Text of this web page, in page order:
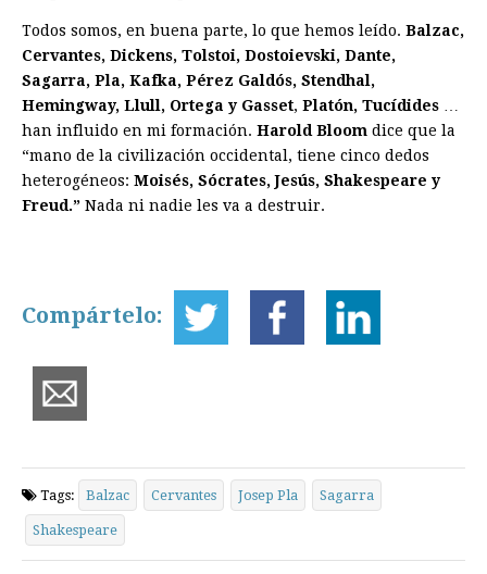
Todos somos, en buena parte, lo que hemos leído. Balzac,
Cervantes, Dickens, Tolstoi, Dostoievski, Dante,
Sagarra, Pla, Kafka, Pérez Galdós, Stendhal,
Hemingway, Llull, Ortega y Gasset, Platón, Tucídides
han influido en mi formación. Harold Bloom dice que la
“mano de la civilización occidental, tiene cinco dedos
heterogéneos: Moisés, Sócrates, Jesús, Shakespeare y
Freud.” Nada ni nadie les va a destruir.
Compártelo:
Tags: Balzac Cervantes Josep Pla Sagarra
Shakespeare